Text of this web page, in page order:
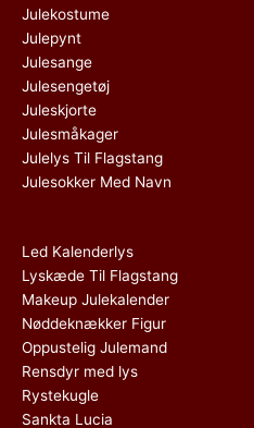
Julekostume
Julepynt
Julesange
Julesengetøj
Juleskjorte
Julesmåkager
Julelys Til Flagstang
Julesokker Med Navn
Led Kalenderlys
Lyskæde Til Flagstang
Makeup Julekalender
Nøddeknækker Figur
Oppustelig Julemand
Rensdyr med lys
Rystekugle
Sankta Lucia